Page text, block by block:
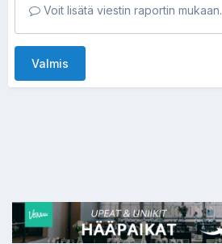
Voit lisätä viestin raportin mukaan.
Valmis